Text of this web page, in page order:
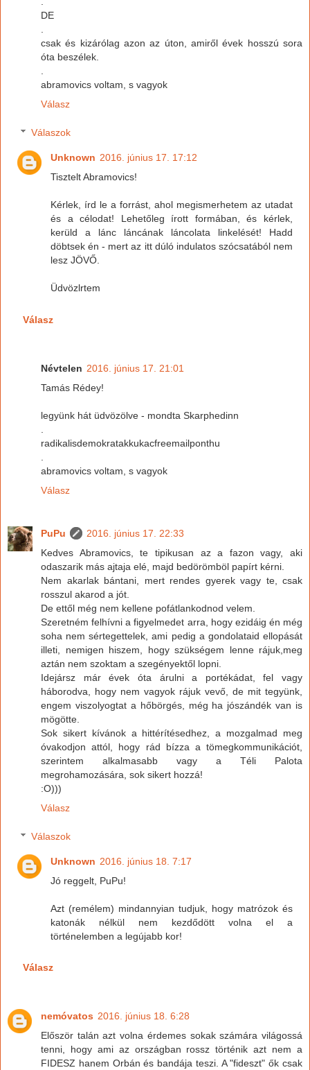
DE
csak és kizárólag azon az úton, amiről évek hosszú sora
óta beszélek.
abramovics voltam, s vagyok
Válasz
Válaszok
Unknown 2016. június 17. 17:12
Tisztelt Abramovics!
Kérlek, írd le a forrást, ahol megismerhetem az utadat
és a célodat! Lehetőleg írott formában, és kérlek,
kerüld a lánc láncának láncolata linkelését! Hadd
döbtsek én - mert az itt dúló indulatos szócsatából nem
lesz JÖVŐ.
Üdvözlrtem
Válasz
Névtelen 2016. június 17. 21:01
Tamás Rédey!
legyünk hát üdvözölve - mondta Skarphedinn
radikalisdemokratakkukacfreemailponthu
abramovics voltam, s vagyok
Válasz
PuPu
2016. június 17. 22:33
Kedves Abramovics, te tipikusan az a fazon vagy, aki
odaszarik más ajtaja elé, majd bedörömböl papírt kérni.
Nem akarlak bántani, mert rendes gyerek vagy te, csak
rosszul akarod a jót.
De ettől még nem kellene pofátlankodnod velem.
Szeretném felhívni a figyelmedet arra, hogy ezidáig én még
soha nem sértegettelek, ami pedig a gondolataid ellopását
illeti, nemigen hiszem, hogy szükségem lenne rájuk,meg
aztán nem szoktam a szegényektől lopni.
Idejársz már évek óta árulni a portékádat, fel vagy
háborodva, hogy nem vagyok rájuk vevő, de mit tegyünk,
engem viszolyogtat a hőbörgés, még ha jószándék van is
mögötte.
Sok sikert kívánok a hittérítésedhez, a mozgalmad meg
óvakodjon attól, hogy rád bízza a tömegkommunikációt,
szerintem alkalmasabb vagy a Téli Palota
megrohamozására, sok sikert hozzá!
:O)))
Válasz
Válaszok
Unknown 2016. június 18. 7:17
Jó reggelt, PuPu!
Azt (remélem) mindannyian tudjuk, hogy matrózok és
katonák nélkül nem kezdődött volna el a
történelemben a legújabb kor!
Válasz
nemóvatos 2016. június 18. 6:28
Először talán azt volna érdemes sokak számára világossá
tenni, hogy ami az országban rossz történik azt nem a
FIDESZ hanem Orbán és bandája teszi. A "fideszt" ők csak